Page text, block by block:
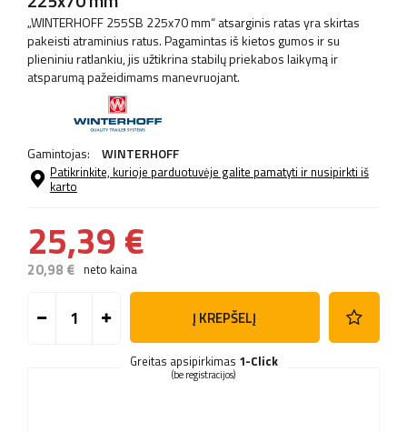
„WINTERHOFF 255SB 225x70 mm“ atsarginis ratas yra skirtas
pakeisti atraminius ratus. Pagamintas iš kietos gumos ir su
plieniniu ratlankiu, jis užtikrina stabilų priekabos laikymą ir
atsparumą pažeidimams manevruojant.
Gamintojas: WINTERHOFF
Patikrinkite, kurioje parduotuvėje galite pamatyti ir nusipirkti iš
karto
25,39 €
20,98 € neto kaina
Į KREPŠELĮ
Greitas apsipirkimas 1-Click
(be registracijos)